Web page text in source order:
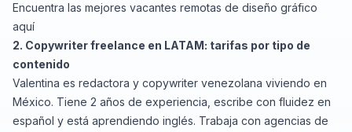
Encuentra las mejores vacantes remotas de diseño gráfico
aquí
2. Copywriter freelance en LATAM: tarifas por tipo de
contenido
Valentina es redactora y copywriter venezolana viviendo en
México. Tiene 2 años de experiencia, escribe con fluidez en
español y está aprendiendo inglés. Trabaja con agencias de